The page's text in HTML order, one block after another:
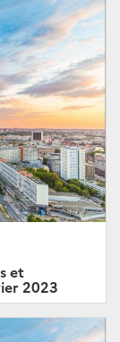
et
2023